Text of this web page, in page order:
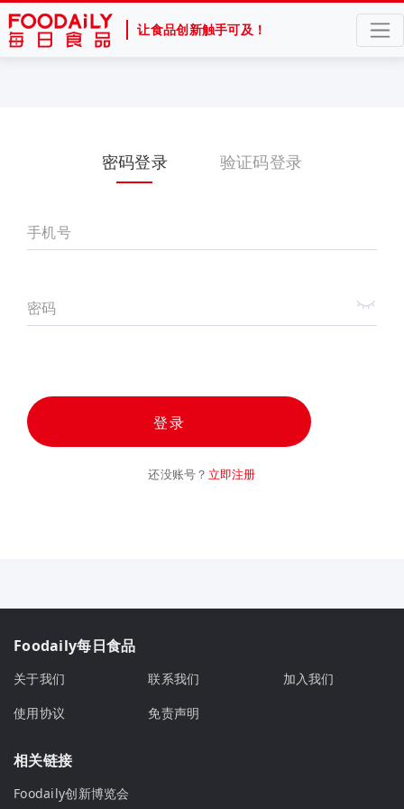
让食品创新触手可及！
密码登录 验证码登录
手机号
密码
登录
还没账号？ 立即注册
Foodaily每日食品
关于我们 联系我们
加入我们
使用协议
免责声明
相关链接
Foodaily创新博览会